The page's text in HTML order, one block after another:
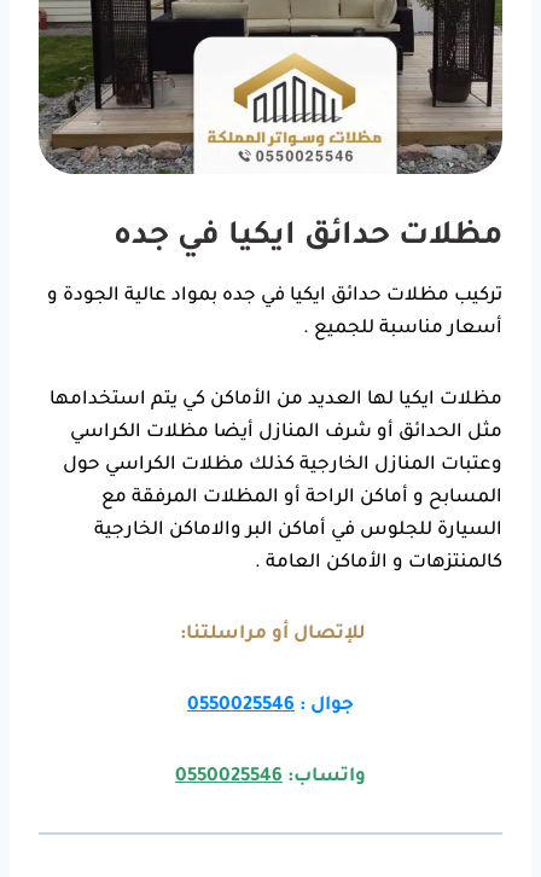
مظلات حدائق ايكيا في جده
تركيب مظلات حدائق ايكيا في جده بمواد عالية الجودة و
أسعار مناسبة للجميع .
مظلات ايكيا لها العديد من الأماكن كي يتم استخدامها
مثل الحدائق أو شرف المنازل أيضا مظلات الكراسي
وعتبات المنازل الخارجية كذلك مظلات الكراسي حول
المسابح و أماكن الراحة أو المظلات المرفقة مع
السيارة للجلوس في أماكن البر والاماكن الخارجية
كالمنتزهات و الأماكن العامة .
للإتصال أو مراسلتنا:
جوال : 0550025546
واتساب: 0550025546